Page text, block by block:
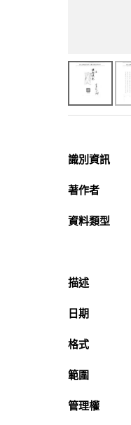
識別資訊
著作者
資料類型
描述
日期
格式
範圍
管理權